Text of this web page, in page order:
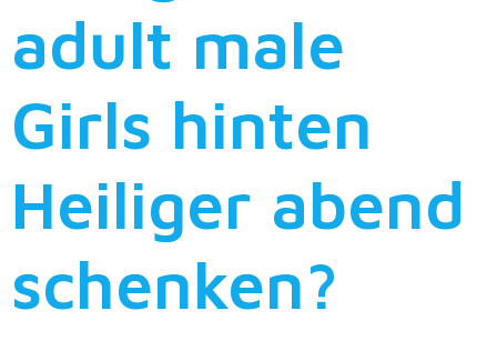
adult male
Girls hinten
Heiliger abend
schenken?